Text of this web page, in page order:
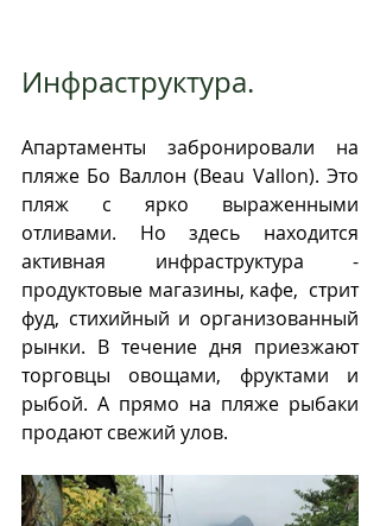
Инфраструктура.
Апартаменты забронировали на
пляже Бо Валлон (Beau Vallon). Это
пляж с ярко выраженными
отливами. Но здесь находится
активная инфраструктура -
продуктовые магазины, кафе,  стрит
фуд, стихийный и организованный
рынки. В течение дня приезжают
торговцы овощами, фруктами и
рыбой. А прямо на пляже рыбаки
продают свежий улов.